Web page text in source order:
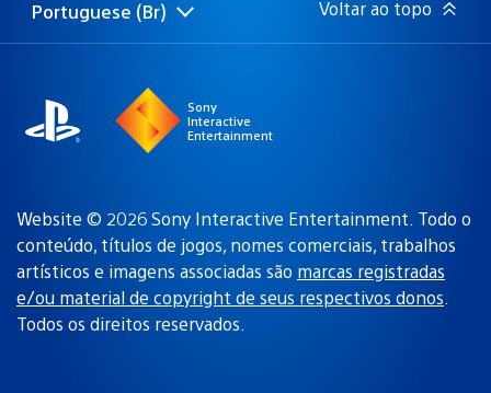
Selecione
uma
Região
atual:
Portuguese (Br) Voltar ao topo
Sony
Interactive
Entertainment
Website © 2026 Sony Interactive Entertainment. Todo o
conteúdo, títulos de jogos, nomes comerciais, trabalhos
artísticos e imagens associadas são marcas registradas
e/ou material de copyright de seus respectivos donos.
Todos os direitos reservados.